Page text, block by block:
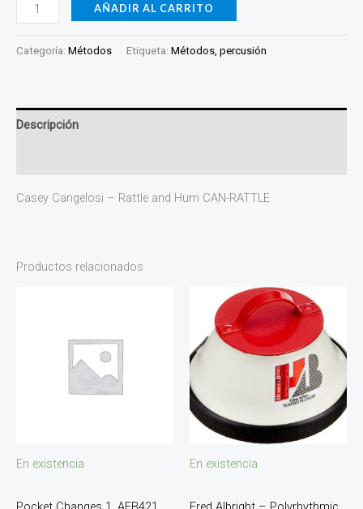
AÑADIR AL CARRITO
Categoría: Métodos Etiqueta: Métodos, percusión
Descripción
Casey Cangelosi – Rattle and Hum CAN-RATTLE
Productos relacionados
En existencia En existencia